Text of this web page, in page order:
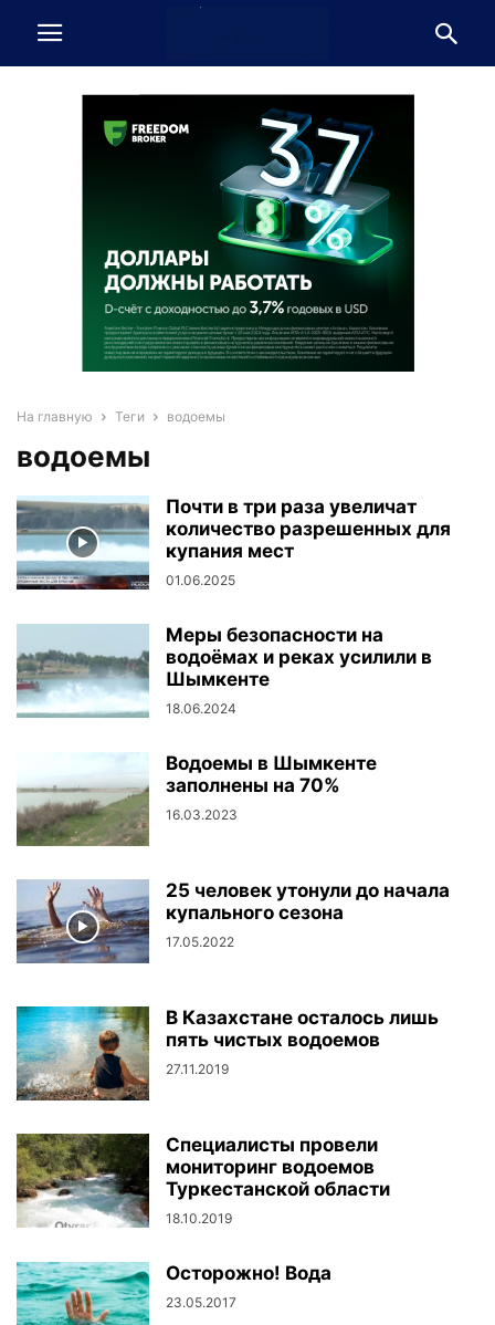
На главную Теги водоемы
водоемы
Почти в три раза увеличат
количество разрешенных для
купания мест
01.06.2025
Меры безопасности на
водоёмах и реках усилили в
Шымкенте
18.06.2024
Водоемы в Шымкенте
заполнены на 70%
16.03.2023
25 человек утонули до начала
купального сезона
17.05.2022
В Казахстане осталось лишь
пять чистых водоемов
27.11.2019
Специалисты провели
мониторинг водоемов
Туркестанской области
18.10.2019
Осторожно! Вода
23.05.2017